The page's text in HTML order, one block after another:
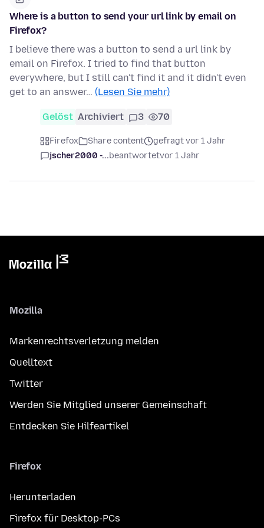
Where is a button to send your url link by email on
Firefox?
I believe there was a button to send a url link by
email on Firefox. I tried to find that button
everywhere, but I still can't find it and it didn't even
get to an answer… (Lesen Sie mehr)
Gelöst Archiviert 3 70
Firefox Share content
gefragt vor 1 Jahr
jscher2000 -...beantwortetvor 1 Jahr
Mozilla
Markenrechtsverletzung melden
Quelltext
Twitter
Werden Sie Mitglied unserer Gemeinschaft
Entdecken Sie Hilfeartikel
Firefox
Herunterladen
Firefox für Desktop-PCs